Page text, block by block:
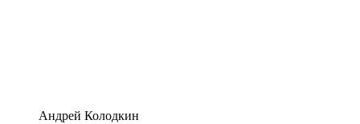
Андрей Колодкин